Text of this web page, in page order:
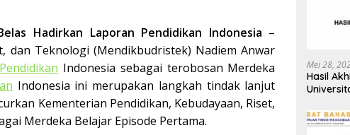
Hadirkan Laporan Pendidikan Indonesia –
dan Teknologi (Mendikbudristek) Nadiem Anwar
Indonesia sebagai terobosan Merdeka
Indonesia ini merupakan langkah tindak lanjut
Kementerian Pendidikan, Kebudayaan, Riset,
Merdeka Belajar Episode Pertama.
Mei 28,
Hasil